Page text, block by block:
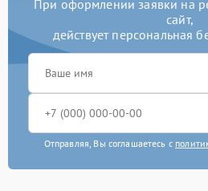
При оформлении заявки на
сайт,
действует персональная
Отправляя, Вы соглашаетесь с